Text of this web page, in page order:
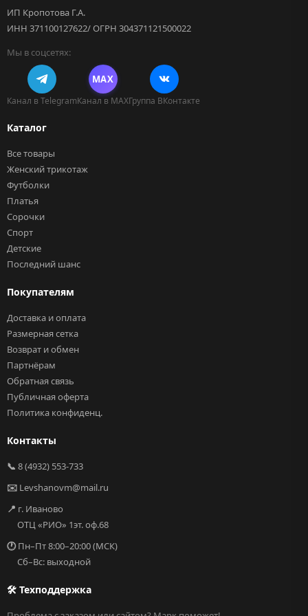
ИП Кропотова Г.А.
ИНН 371100127622/ ОГРН 304371121500022
Мы в соцсетях:
Канал в Telegram
MAX
Канал в MAXГруппа ВКонтакте
Каталог
Все товары
Женский трикотаж
Футболки
Платья
Сорочки
Спорт
Детские
Последний шанс
Покупателям
Доставка и оплата
Размерная сетка
Возврат и обмен
Партнёрам
Обратная связь
Публичная оферта
Политика конфиденц.
Контакты
📞 8 (4932) 553-733
✉️ Levshanovm@mail.ru
📍 г. Иваново
ОТЦ «РИО» 1эт. оф.68
🕐Пн–Пт 8:00–20:00 (МСК)
Сб–Вс: выходной
🛠 Техподдержка